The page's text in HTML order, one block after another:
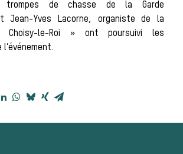
Héritage
de la
à courre
Patrimoine
trompes de chasse de la Garde
Jean-Yves Lacorne, organiste de la
Choisy-le-Roi » ont poursuivi les